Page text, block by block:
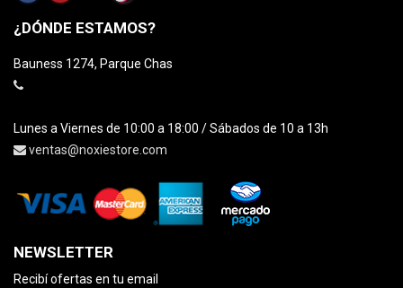
¿DÓNDE ESTAMOS?
Bauness 1274, Parque Chas
Lunes a Viernes de 10:00 a 18:00 / Sábados de 10 a 13h
ventas@noxiestore.com
NEWSLETTER
Recibí ofertas en tu email